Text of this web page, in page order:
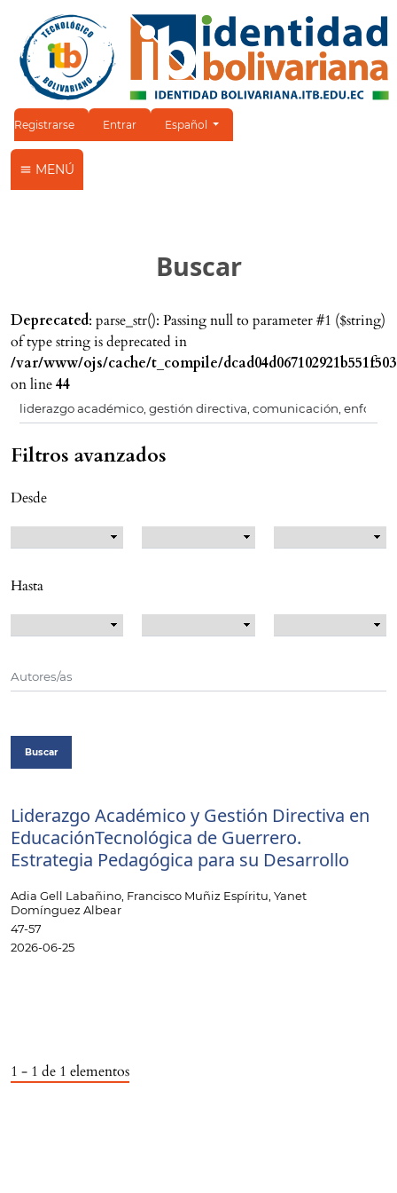
Registrarse Entrar Cambiar el idioma. El idioma actual es:
Español
MENÚ
Buscar
Deprecated: parse_str(): Passing null to parameter #1 ($string)
of type string is deprecated in
/var/www/ojs/cache/t_compile/
on line44
Filtros avanzados
Desde
Hasta
Buscar
Liderazgo Académico y Gestión Directiva en
EducaciónTecnológica de Guerrero.
Estrategia Pedagógica para su Desarrollo
Adia Gell Labañino, Francisco Muñiz Espíritu, Yanet
Domínguez Albear
47-57
2026-06-25
1 - 1 de 1 elementos